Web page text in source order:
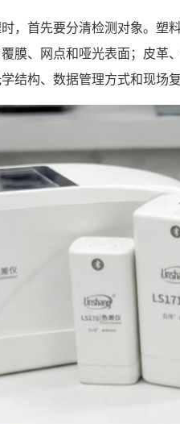
，首先要分清检测对象。塑
膜、网点和哑光表面；皮革
结构、数据管理方式和现场复